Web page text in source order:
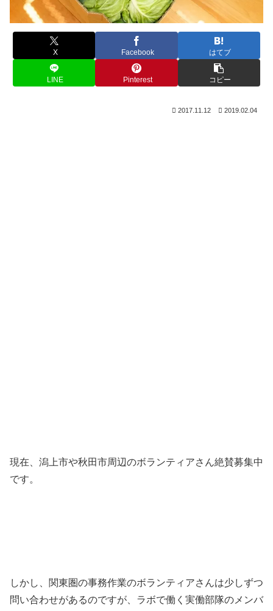
X Facebook はてブ
LINE Pinterest コピー
2017.11.12 2019.02.04
現在、潟上市や秋田市周辺のボランティアさん絶賛募集中
です。
しかし、関東圏の事務作業のボランティアさんは少しずつ
問い合わせがあるのですが、ラボで働く実働部隊のメンバ